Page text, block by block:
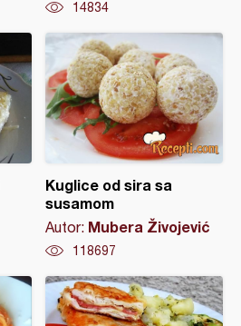
14834
Kuglice od sira sa
susamom
Autor: Mubera Živojević
118697